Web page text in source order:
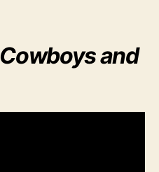
Cowboys and